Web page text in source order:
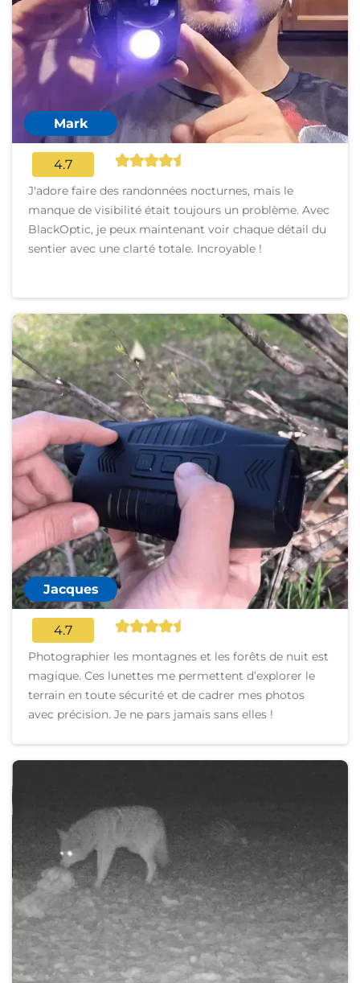
Mark
4.7
J'adore faire des randonnées nocturnes, mais le
manque de visibilité était toujours un problème. Avec
BlackOptic, je peux maintenant voir chaque détail du
sentier avec une clarté totale. Incroyable !
Jacques
4.7
Photographier les montagnes et les forêts de nuit est
magique. Ces lunettes me permettent d’explorer le
terrain en toute sécurité et de cadrer mes photos
avec précision. Je ne pars jamais sans elles !